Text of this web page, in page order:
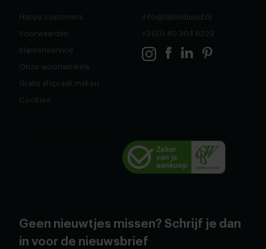
Happy customers
Voorwaarden
Klantenservice
Onze woonwinkels
Gratis afspraak maken
Cookies
info@tabledusud.nl
+31(0) 40 304 6229
Geen nieuwtjes missen? Schrijf je dan
in voor de nieuwsbrief